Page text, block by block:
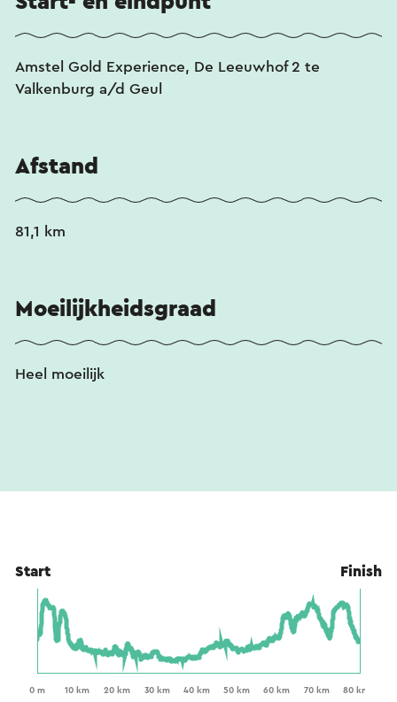
Amstel Gold Experience, De Leeuwhof 2 te
Valkenburg a/d Geul
Afstand
81,1 km
Moeilijkheidsgraad
Heel moeilijk
Start Finish